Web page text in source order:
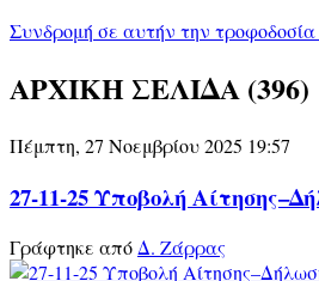
Συνδρομή σε αυτήν την τροφοδοσία
ΑΡΧΙΚΗ ΣΕΛΙΔΑ (396)
Πέμπτη, 27 Νοεμβρίου 2025 19:57
27-11-25 Υποβολή
Γράφτηκε απόΔ. Ζάρρας